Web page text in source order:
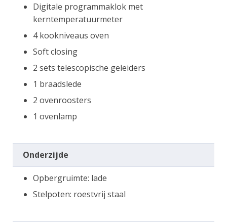
Digitale programmaklok met
kerntemperatuurmeter
4 kookniveaus oven
Soft closing
2 sets telescopische geleiders
1 braadslede
2 ovenroosters
1 ovenlamp
Onderzijde
Opbergruimte: lade
Stelpoten: roestvrij staal